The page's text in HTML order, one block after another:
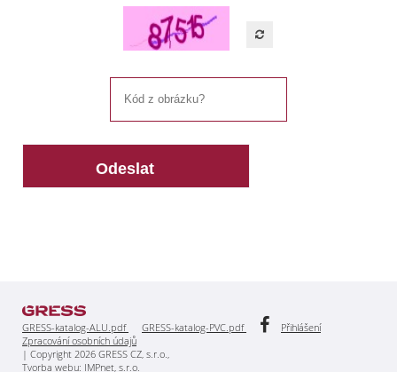
GRESS-katalog-ALU.pdf GRESS-katalog-PVC.pdf
Přihlášení
Zpracování osobních údajů
| Copyright 2026 GRESS CZ, s.r.o.,
Tvorba webu: IMPnet, s.r.o.